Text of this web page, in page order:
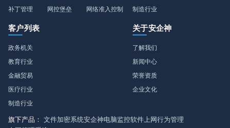
补丁管理
网控堡垒
网络准入控制
制造行业
客户列表
政务机关
教育行业
金融贸易
医疗行业
制造行业
关于安企神
了解我们
新闻中心
荣誉资质
企业文化
旗下产品： 文件加密系统安企神电脑监控软件 上网行为管理